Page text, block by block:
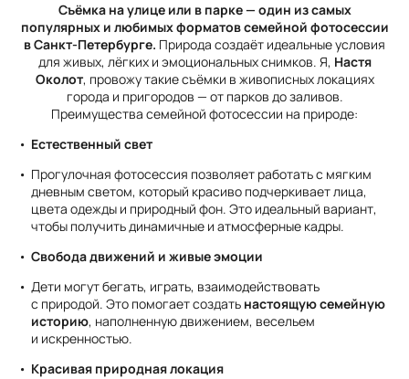
Съёмка на улице или в парке — один из самых
популярных и любимых форматов семейной фотосессии
в Санкт-Петербурге. Природа создаёт идеальные условия
для живых, лёгких и эмоциональных снимков. Я, Настя
Околот, провожу такие съёмки в живописных локациях
города и пригородов — от парков до заливов.
Преимущества семейной фотосессии на природе:
Естественный свет
Прогулочная фотосессия позволяет работать с мягким
дневным светом, который красиво подчеркивает лица,
цвета одежды и природный фон. Это идеальный вариант,
чтобы получить динамичные и атмосферные кадры.
Свобода движений и живые эмоции
Дети могут бегать, играть, взаимодействовать
с природой. Это помогает создать настоящую семейную
историю, наполненную движением, весельем
и искренностью.
Красивая природная локация